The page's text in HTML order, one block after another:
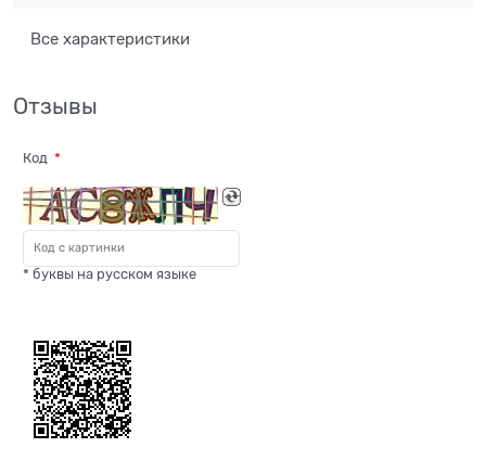
Все характеристики
Отзывы
Код
* буквы на русском языке